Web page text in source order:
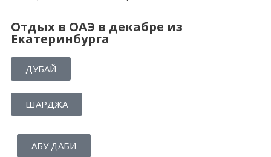
Отдых в ОАЭ в декабре из
Екатеринбурга
ДУБАЙ
ШАРДЖА
АБУ ДАБИ